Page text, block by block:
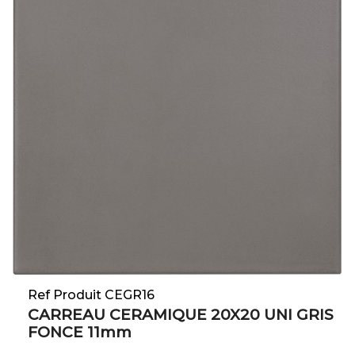
Ref Produit CEGR16
CARREAU CERAMIQUE 20X20 UNI GRIS
FONCE 11mm